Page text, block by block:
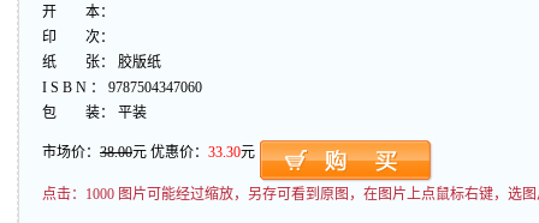
开 本：
印 次：
纸 张： 胶版纸
I S B N ： 9787504347060
包 装： 平装
市场价： 38.00元 优惠价： 33.30元
点击： 1000 图片可能经过缩放，另存可看到原图，在图片上点鼠标右键，选